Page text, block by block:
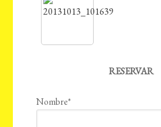
RESERVAR
Nombre*